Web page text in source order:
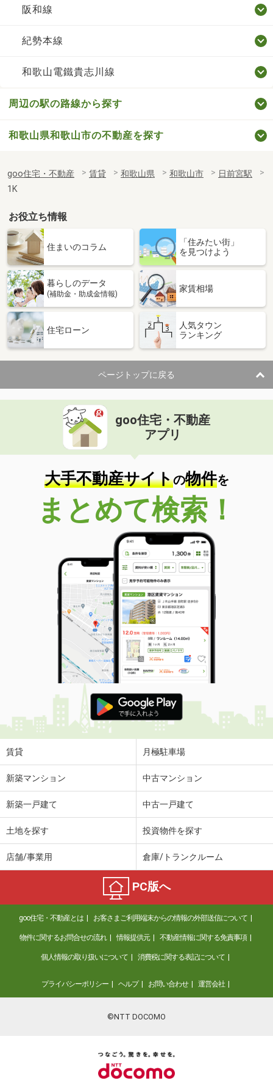
阪和線
紀勢本線
和歌山電鐵貴志川線
周辺の駅の路線から探す
和歌山県和歌山市の不動産を探す
goo住宅・不動産 賃貸 和歌山県 和歌山市
日前宮駅
1K
お役立ち情報
住まいのコラム
「住みたい街」
を見つけよう
暮らしのデータ
(補助金・助成金情報)
家賃相場
住宅ローン
人気タウン
ランキング
ページトップに戻る
goo住宅・不動産
アプリ
大手不動産サイトの物件を
まとめて検索！
賃貸 月極駐車場
新築マンション 中古マンション
新築一戸建て 中古一戸建て
土地を探す 投資物件を探す
店舗/事業用 倉庫/トランクルーム
PC版へ
goo住宅・不動産とは お客さまご利用端末からの情報の外部送信について
物件に関するお問合せの流れ 情報提供元 不動産情報に関する免責事項
個人情報の取り扱いについて 消費税に関する表記について
プライバシーポリシー ヘルプ お問い合わせ 運営会社
©NTT DOCOMO